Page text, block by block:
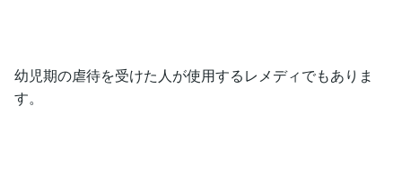
幼児期の虐待を受けた人が使用するレメディでもありま
す。